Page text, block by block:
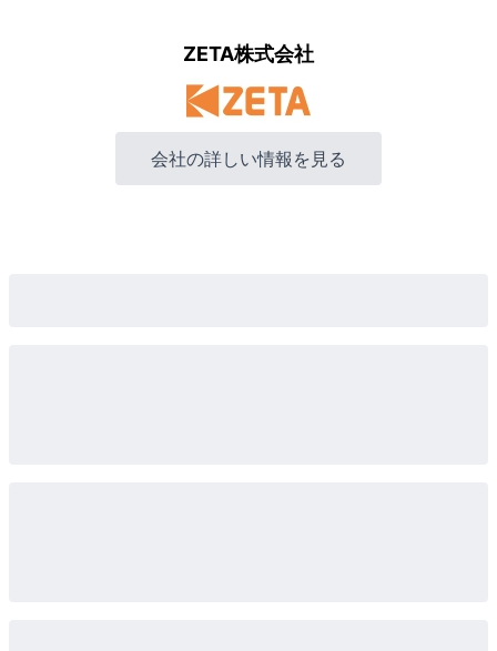
ZETA株式会社
会社の詳しい情報を見る